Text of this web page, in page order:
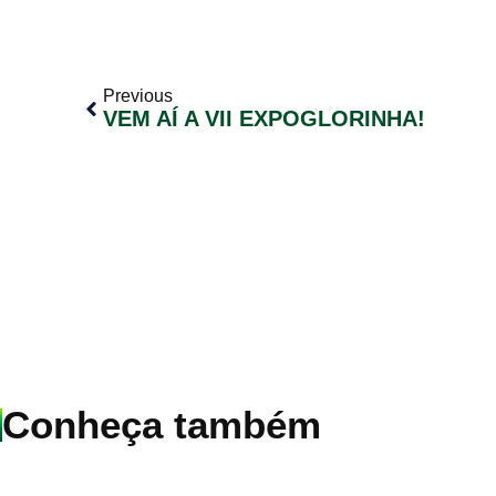
Previous
VEM AÍ A VII EXPOGLORINHA!
Conheça também